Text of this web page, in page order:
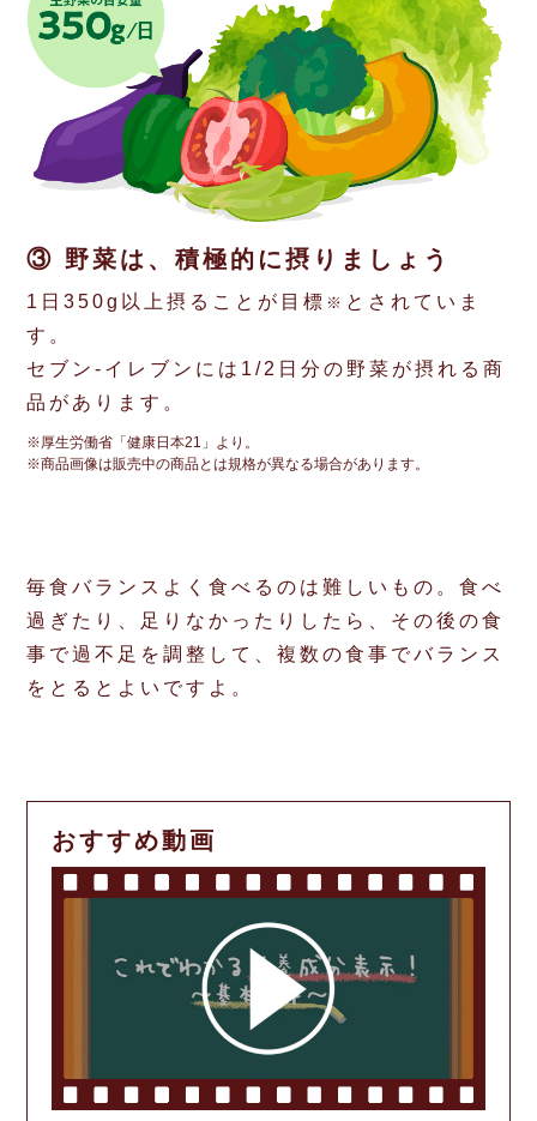
③ 野菜は、積極的に摂りましょう
1日350g以上摂ることが目標 ※ とされていま
す。
セブン‐イレブンには1/2日分の野菜が摂れる商
品があります。
※厚生労働省「健康日本21」より。
※商品画像は販売中の商品とは規格が異なる場合があります。
毎食バランスよく食べるのは難しいもの。食べ
過ぎたり、足りなかったりしたら、その後の食
事で過不足を調整して、複数の食事でバランス
をとるとよいですよ。
おすすめ動画